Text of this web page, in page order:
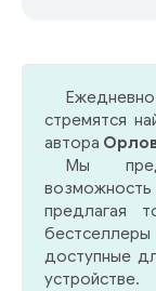
творчества.
стремятся
автора
Мы
возможность
предлагая
доступные
устройстве.